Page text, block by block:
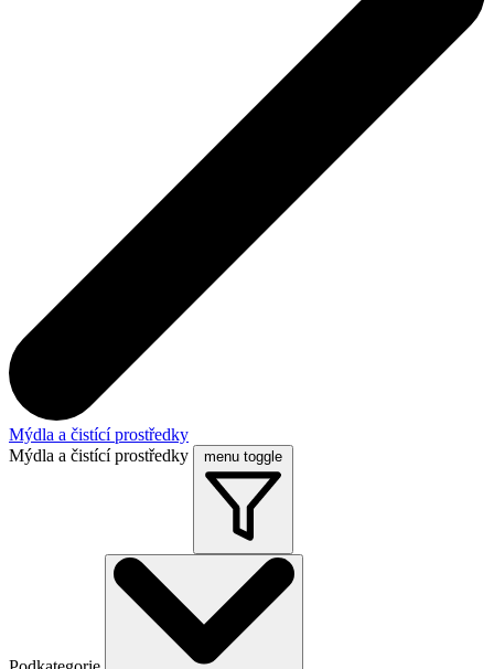
Mýdla a čistící prostředky
Mýdla a čistící prostředky
menu toggle